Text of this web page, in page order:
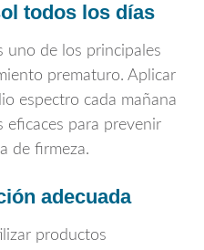
todos los días
uno de los principales
prematuro. Aplicar
espectro cada mañana
eficaces para prevenir
de firmeza.
adecuada
productos